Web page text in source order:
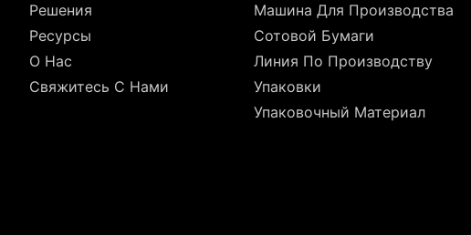
Решения
Ресурсы
О Нас
Свяжитесь С Нами
Машина Для Производства
Сотовой Бумаги
Линия По Производству
Упаковки
Упаковочный Материал